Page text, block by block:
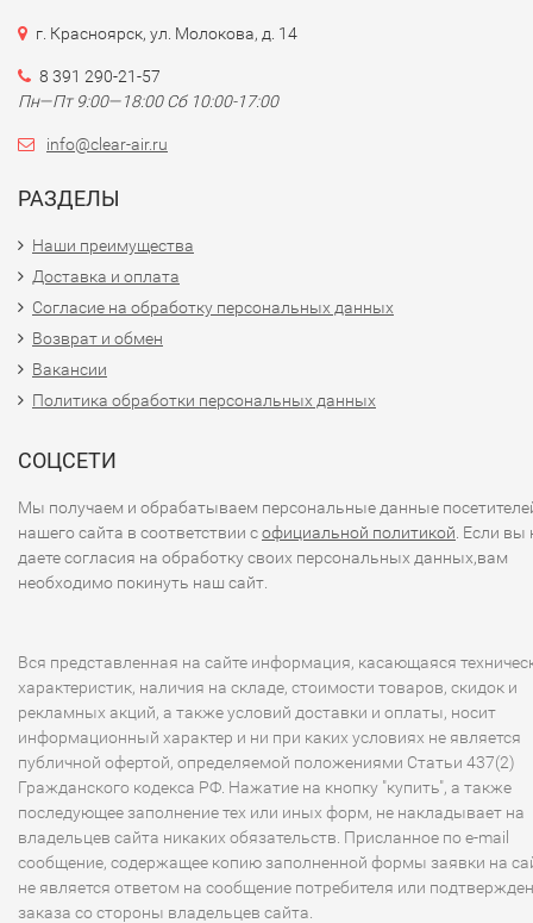
г. Красноярск, ул. Молокова, д. 14
8 391 290-21-57
Пн—Пт 9:00—18:00 Сб 10:00-17:00
info@clear-air.ru
РАЗДЕЛЫ
Наши преимущества
Доставка и оплата
Согласие на обработку персональных данных
Возврат и обмен
Вакансии
Политика обработки персональных данных
СОЦСЕТИ
Мы получаем и обрабатываем персональные данные
нашего сайта в соответствии софициальной политикой . Если вы
даете согласия на обработку своих персональных данных,вам
необходимо покинуть наш сайт.
Вся представленная на сайте информация, касающаяся
характеристик, наличия на складе, стоимости товаров, скидок и
рекламных акций, а также условий доставки и оплаты, носит
информационный характер и ни при каких условиях не является
публичной офертой, определяемой положениями Статьи 437(2)
Гражданского кодекса РФ. Нажатие на кнопку "купить", а также
последующее заполнение тех или иных форм, не накладывает на
владельцев сайта никаких обязательств. Присланное по e-mail
сообщение, содержащее копию заполненной формы заявки на
не является ответом на сообщение потребителя или
заказа со стороны владельцев сайта.